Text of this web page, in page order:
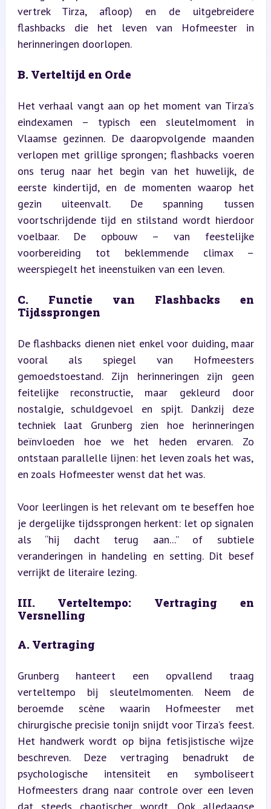
vertrek Tirza, afloop) en de uitgebreidere
flashbacks die het leven van Hofmeester in
herinneringen doorlopen.
B. Verteltijd en Orde
Het verhaal vangt aan op het moment van Tirza’s
eindexamen – typisch een sleutelmoment in
Vlaamse gezinnen. De daaropvolgende maanden
verlopen met grillige sprongen; flashbacks voeren
ons terug naar het begin van het huwelijk, de
eerste kindertijd, en de momenten waarop het
gezin uiteenvalt. De spanning tussen
voortschrijdende tijd en stilstand wordt hierdoor
voelbaar. De opbouw – van feestelijke
voorbereiding tot beklemmende climax –
weerspiegelt het ineenstuiken van een leven.
C. Functie van Flashbacks en
Tijdssprongen
De flashbacks dienen niet enkel voor duiding, maar
vooral als spiegel van Hofmeesters
gemoedstoestand. Zijn herinneringen zijn geen
feitelijke reconstructie, maar gekleurd door
nostalgie, schuldgevoel en spijt. Dankzij deze
techniek laat Grunberg zien hoe herinneringen
beïnvloeden hoe we het heden ervaren. Zo
ontstaan parallelle lijnen: het leven zoals het was,
en zoals Hofmeester wenst dat het was.
Voor leerlingen is het relevant om te beseffen hoe
je dergelijke tijdssprongen herkent: let op signalen
als “hij dacht terug aan...” of subtiele
veranderingen in handeling en setting. Dit besef
verrijkt de literaire lezing.
III. Verteltempo: Vertraging en
Versnelling
A. Vertraging
Grunberg hanteert een opvallend traag
verteltempo bij sleutelmomenten. Neem de
beroemde scène waarin Hofmeester met
chirurgische precisie tonijn snijdt voor Tirza’s feest.
Het handwerk wordt op bijna fetisjistische wijze
beschreven. Deze vertraging benadrukt de
psychologische intensiteit en symboliseert
Hofmeesters drang naar controle over een leven